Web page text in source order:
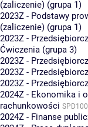
(zaliczenie) (grupa 1)
2023Z - Podstawy
(zaliczenie) (grupa 1)
2023Z -
Ćwiczenia (grupa 3)
2023Z -
2023Z -
2023Z -
2024Z - Ekonomika i
rachunkowości
2024Z - Finanse